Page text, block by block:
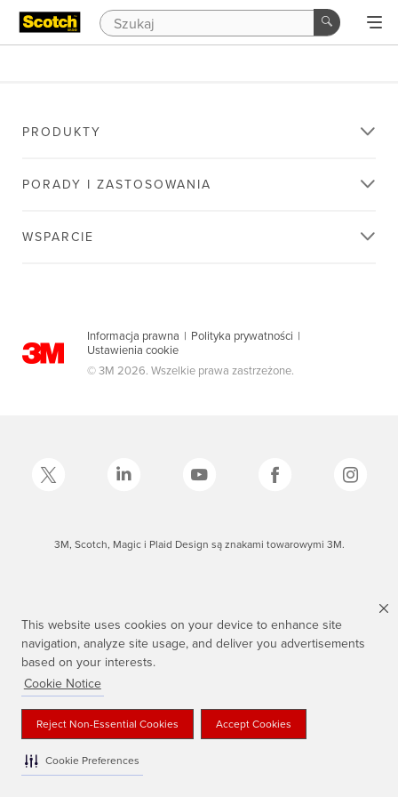
This website uses cookies on your device to enhance site
navigation, analyze site usage, and deliver you advertisements
based on your interests.
Cookie Notice
Reject Non-Essential Cookies Accept Cookies
Cookie Preferences
PRODUKTY
PORADY I ZASTOSOWANIA
WSPARCIE
Informacja prawna | Polityka prywatności |
Ustawienia cookie
© 3M 2026. Wszelkie prawa zastrzeżone.
3M, Scotch, Magic i Plaid Design są znakami towarowymi 3M.